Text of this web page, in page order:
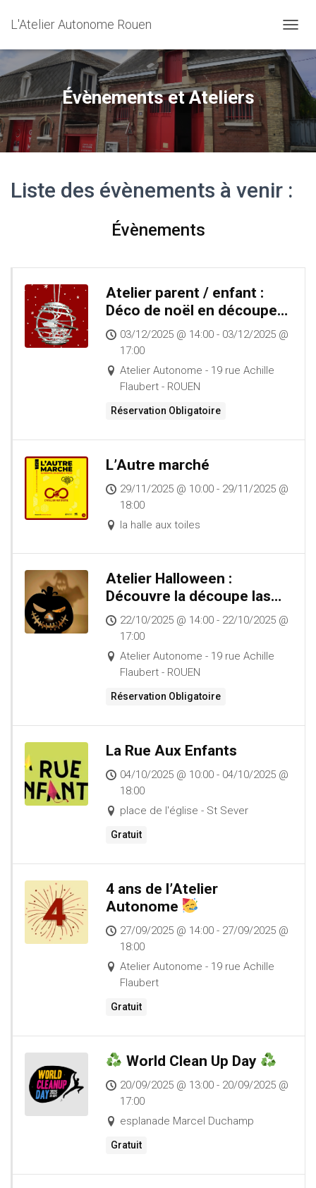
L'Atelier Autonome Rouen
U
V
/
R
Évènements et Ateliers
Liste des évènements à venir :
Évènements
Atelier parent / enfant :
Déco de noël en découpe
laser
03/12/2025 @ 14:00 - 03/12/2025 @
17:00
Atelier Autonome - 19 rue Achille
Flaubert - ROUEN
Réservation Obligatoire
L’Autre marché
29/11/2025 @ 10:00 - 29/11/2025 @
18:00
la halle aux toiles
Atelier Halloween :
Découvre la découpe laser
!
22/10/2025 @ 14:00 - 22/10/2025 @
17:00
Atelier Autonome - 19 rue Achille
Flaubert - ROUEN
Réservation Obligatoire
La Rue Aux Enfants
04/10/2025 @ 10:00 - 04/10/2025 @
18:00
place de l'église - St Sever
Gratuit
4 ans de l’Atelier
Autonome
27/09/2025 @ 14:00 - 27/09/2025 @
18:00
Atelier Autonome - 19 rue Achille
Flaubert
Gratuit
World Clean Up Day
20/09/2025 @ 13:00 - 20/09/2025 @
17:00
esplanade Marcel Duchamp
Gratuit